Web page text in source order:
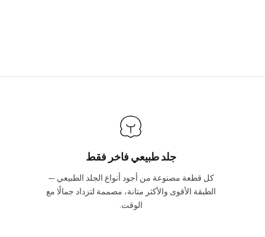
جلد طبيعي فاخر فقط
كل قطعة مصنوعة من أجود أنواع الجلد الطبيعي —
الطبقة الأقوى والأكثر متانة، مصممة لتزداد جمالًا مع
الوقت.